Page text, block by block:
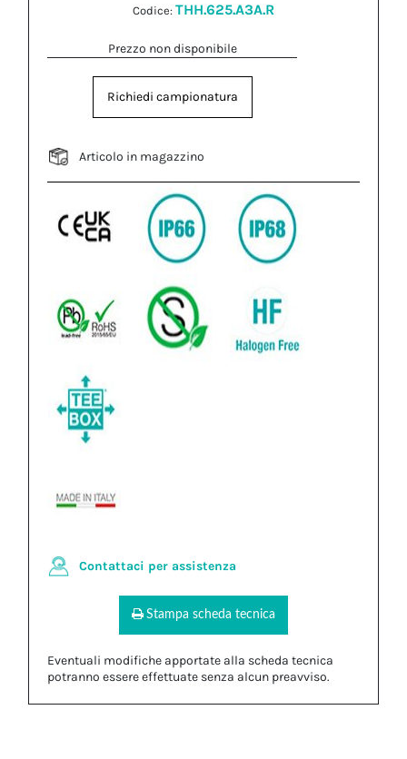
Codice: THH.625.A3A.R
Prezzo non disponibile
Richiedi campionatura
Articolo in magazzino
Contattaci per assistenza
Stampa scheda tecnica
Eventuali modifiche apportate alla scheda tecnica
potranno essere effettuate senza alcun preavviso.